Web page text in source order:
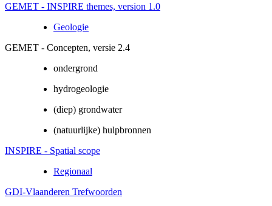
GEMET - INSPIRE themes, version 1.0
Geologie
GEMET - Concepten, versie 2.4
ondergrond
hydrogeologie
(diep) grondwater
(natuurlijke) hulpbronnen
INSPIRE - Spatial scope
Regionaal
GDI-Vlaanderen Trefwoorden